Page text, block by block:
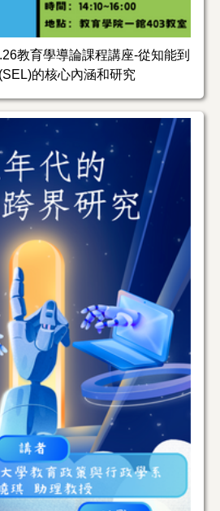
教育學導論課程講座-從知能到
的核心內涵和研究